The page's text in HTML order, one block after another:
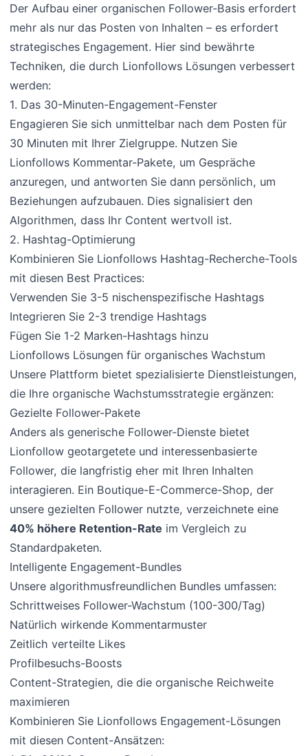
Der Aufbau einer organischen Follower-Basis erfordert
mehr als nur das Posten von Inhalten – es erfordert
strategisches Engagement. Hier sind bewährte
Techniken, die durch Lionfollows Lösungen verbessert
werden:
1. Das 30-Minuten-Engagement-Fenster
Engagieren Sie sich unmittelbar nach dem Posten für
30 Minuten mit Ihrer Zielgruppe. Nutzen Sie
Lionfollows Kommentar-Pakete, um Gespräche
anzuregen, und antworten Sie dann persönlich, um
Beziehungen aufzubauen. Dies signalisiert den
Algorithmen, dass Ihr Content wertvoll ist.
2. Hashtag-Optimierung
Kombinieren Sie Lionfollows Hashtag-Recherche-Tools
mit diesen Best Practices:
Verwenden Sie 3-5 nischenspezifische Hashtags
Integrieren Sie 2-3 trendige Hashtags
Fügen Sie 1-2 Marken-Hashtags hinzu
Lionfollows Lösungen für organisches Wachstum
Unsere Plattform bietet spezialisierte Dienstleistungen,
die Ihre organische Wachstumsstrategie ergänzen:
Gezielte Follower-Pakete
Anders als generische Follower-Dienste bietet
Lionfollow geotargetete und interessenbasierte
Follower, die langfristig eher mit Ihren Inhalten
interagieren. Ein Boutique-E-Commerce-Shop, der
unsere gezielten Follower nutzte, verzeichnete eine
40% höhere Retention-Rate im Vergleich zu
Standardpaketen.
Intelligente Engagement-Bundles
Unsere algorithmusfreundlichen Bundles umfassen:
Schrittweises Follower-Wachstum (100-300/Tag)
Natürlich wirkende Kommentarmuster
Zeitlich verteilte Likes
Profilbesuchs-Boosts
Content-Strategien, die die organische Reichweite
maximieren
Kombinieren Sie Lionfollows Engagement-Lösungen
mit diesen Content-Ansätzen: